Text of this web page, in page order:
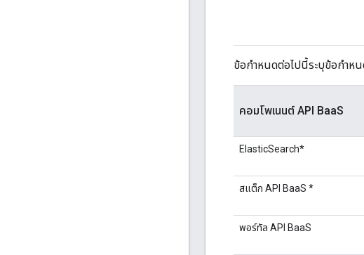
ข้อกำหนดต่อไปนี้ระบุข้อกำห
คอมโพเนนต์ API BaaS
ElasticSearch*
สแต็ก API BaaS *
พอร์ทัล API BaaS